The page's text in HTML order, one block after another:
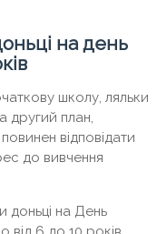
на день
школу, ляльки
другий план,
відповідати
до вивчення
на День